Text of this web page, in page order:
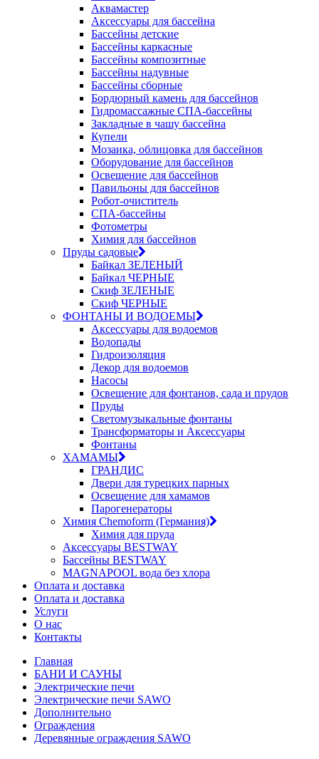
Аквамастер
Аксессуары для бассейна
Бассейны детские
Бассейны каркасные
Бассейны композитные
Бассейны надувные
Бассейны сборные
Бордюрный камень для бассейнов
Гидромассажные СПА-бассейны
Закладные в чашу бассейна
Купели
Мозаика, облицовка для бассейнов
Оборудование для бассейнов
Освещение для бассейнов
Павильоны для бассейнов
Робот-очиститель
СПА-бассейны
Фотометры
Химия для бассейнов
Пруды садовые
Байкал ЗЕЛЕНЫЙ
Байкал ЧЕРНЫЕ
Скиф ЗЕЛЕНЫЕ
Скиф ЧЕРНЫЕ
ФОНТАНЫ И ВОДОЕМЫ
Аксессуары для водоемов
Водопады
Гидроизоляция
Декор для водоемов
Насосы
Освещение для фонтанов, сада и прудов
Пруды
Светомузыкальные фонтаны
Трансформаторы и Аксессуары
Фонтаны
ХАМАМЫ
ГРАНДИС
Двери для турецких парных
Освещение для хамамов
Парогенераторы
Химия Chemoform (Германия)
Химия для пруда
Аксессуары BESTWAY
Бассейны BESTWAY
MAGNAPOOL вода без хлора
Оплата и доставка
Оплата и доставка
Услуги
О нас
Контакты
Главная
БАНИ И САУНЫ
Электрические печи
Электрические печи SAWO
Дополнительно
Ограждения
Деревянные ограждения SAWO